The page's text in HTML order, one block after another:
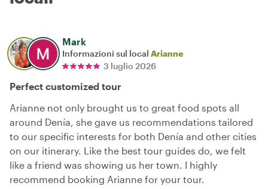
Mark
Informazioni sul local Arianne
3 luglio 2026
Perfect customized tour
Arianne not only brought us to great food spots all
around Denía, she gave us recommendations tailored
to our specific interests for both Denía and other cities
on our itinerary. Like the best tour guides do, we felt
like a friend was showing us her town. I highly
recommend booking Arianne for your tour.